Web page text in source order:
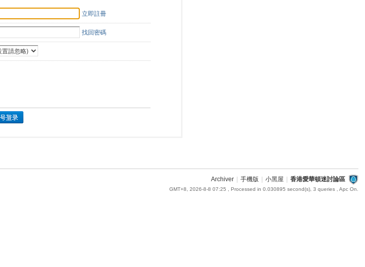
立即註冊
找回密碼
Archiver 手機版 小黑屋 香港愛華頓迷討論區
GMT+8, 2026-8-8 07:25 , Processed in 0.030895 second(s), 3 queries , Apc On.